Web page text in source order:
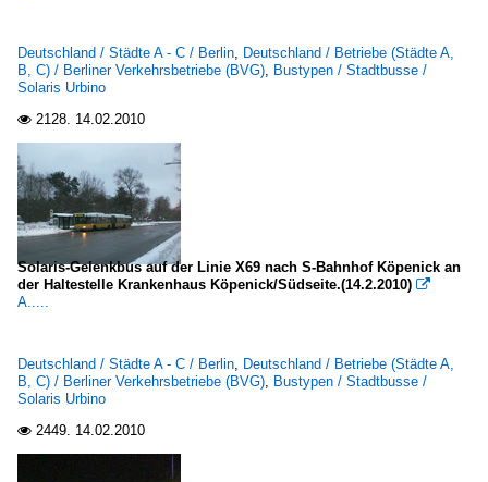
Deutschland / Städte A - C / Berlin, Deutschland / Betriebe (Städte A,
B, C) / Berliner Verkehrsbetriebe (BVG), Bustypen / Stadtbusse /
Solaris Urbino
 2128. 14.02.2010
Solaris-Gelenkbus auf der Linie X69 nach S-Bahnhof Köpenick an
der Haltestelle Krankenhaus Köpenick/Südseite.(14.2.2010) 
A.....
Deutschland / Städte A - C / Berlin, Deutschland / Betriebe (Städte A,
B, C) / Berliner Verkehrsbetriebe (BVG), Bustypen / Stadtbusse /
Solaris Urbino
 2449. 14.02.2010